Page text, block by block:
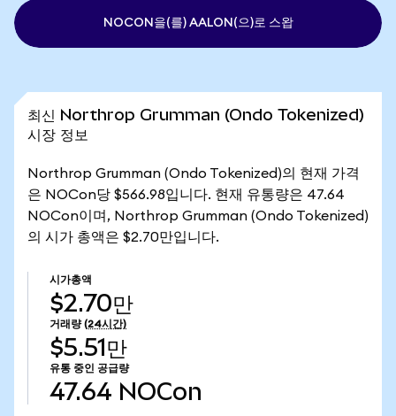
NOCON을(를) AALON(으)로 스왑
최신 Northrop Grumman (Ondo Tokenized)
시장 정보
Northrop Grumman (Ondo Tokenized)의 현재 가격
은 NOCon당 $566.98입니다. 현재 유통량은 47.64
NOCon이며, Northrop Grumman (Ondo Tokenized)
의 시가 총액은 $2.70만입니다.
시가총액
$2.70만
거래량 (24시간)
$5.51만
유통 중인 공급량
47.64 NOCon